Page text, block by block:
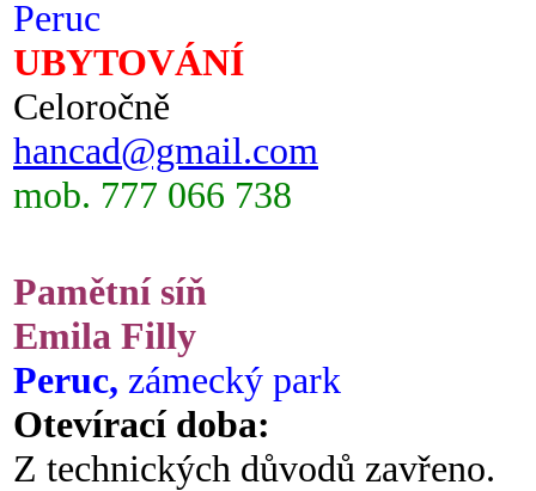
Peruc
UBYTOVÁNÍ
Celoročně
hancad@gmail.com
mob. 777 066 738
Pamětní síň
Emila Filly
Peruc, zámecký park
Otevírací doba:
Z technických důvodů zavřeno.